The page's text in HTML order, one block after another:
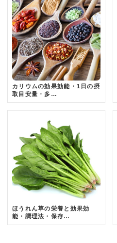
カリウムの効果効能・1日の摂
取目安量・多…
ほうれん草の栄養と効果効
能・調理法・保存…